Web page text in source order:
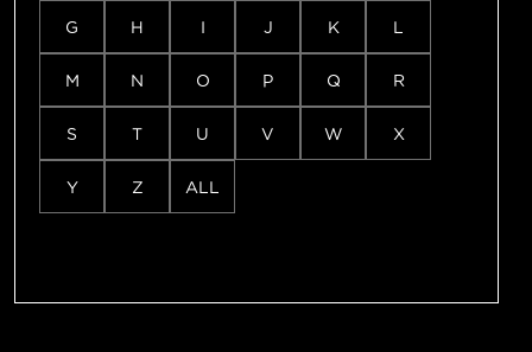
G H I J K L
M N O P Q R
S T U V W X
Y Z ALL